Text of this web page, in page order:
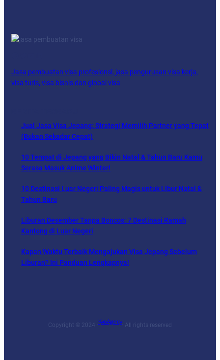
Jasa pembuatan visa profesionsl, jasa pengurusan visa kerja,
visa turis, visa bisnis dan global visa
Jual Jasa Visa Jepang: Strategi Memilih Partner yang Tepat
(Bukan Sekadar Cepat)
10 Tempat di Jepang yang Bikin Natal & Tahun Baru Kamu
Serasa Masuk Anime Winter!
10 Destinasi Luar Negeri Paling Magis untuk Libur Natal &
Tahun Baru
Liburan Desember Tanpa Boncos: 7 Destinasi Ramah
Kantong di Luar Negeri
Kapan Waktu Terbaik Mengajukan Visa Jepang Sebelum
Liburan? Ini Panduan Lengkapnya!
Copyright © 2024 ·Kyra Agency· All rights reserved